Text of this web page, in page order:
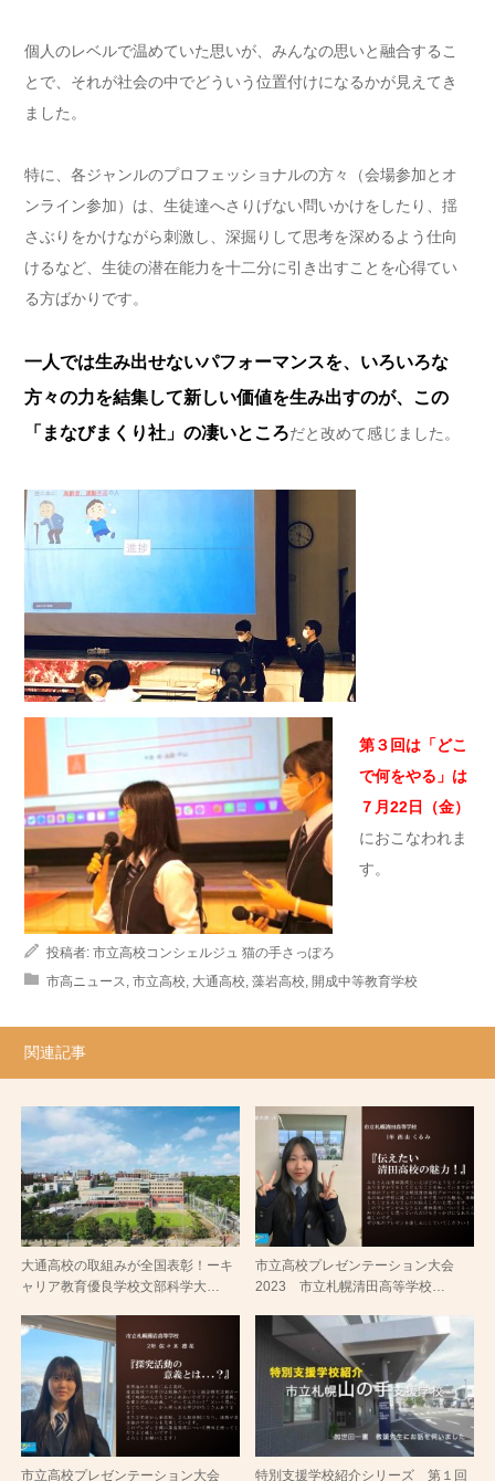
個人のレベルで温めていた思いが、みんなの思いと融合するこ
とで、それが社会の中でどういう位置付けになるかが見えてき
ました。
特に、各ジャンルのプロフェッショナルの方々（会場参加とオ
ンライン参加）は、生徒達へさりげない問いかけをしたり、揺
さぶりをかけながら刺激し、深掘りして思考を深めるよう仕向
けるなど、生徒の潜在能力を十二分に引き出すことを心得てい
る方ばかりです。
一人では生み出せないパフォーマンスを、いろいろな
方々の力を結集して新しい価値を生み出すのが、この
「まなびまくり社」の凄いところだと改めて感じました。
第３回は「どこ
で何をやる」は
７月22日（金）
におこなわれま
す。
投稿者: 市立高校コンシェルジュ 猫の手さっぽろ
市高ニュース, 市立高校, 大通高校, 藻岩高校, 開成中等教育学校
関連記事
大通高校の取組みが全国表彰！ーキ
ャリア教育優良学校文部科学大…
市立高校プレゼンテーション大会
2023 市立札幌清田高等学校…
市立高校プレゼンテーション大会 特別支援学校紹介シリーズ 第１回